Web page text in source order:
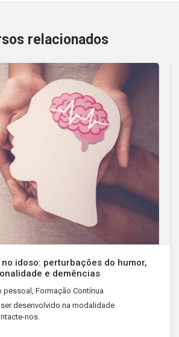
relacionados
idoso: perturbações do humor,
e demências
pessoal, Formação Contínua
desenvolvido na modalidade
nos.